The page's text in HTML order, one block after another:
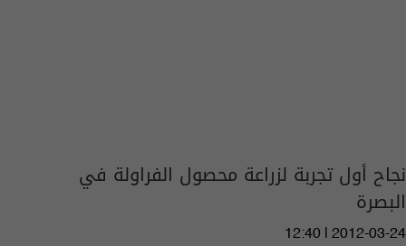
نجاح أول تجربة لزراعة محصول الفراولة في
البصرة
12:40 | 2012-03-24